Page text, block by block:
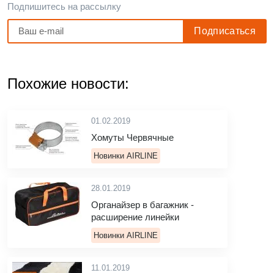
Подпишитесь на рассылку
Похожие новости:
01.02.2019
Хомуты Червячные
Новинки AIRLINE
28.01.2019
Органайзер в багажник -
расширение линейки
Новинки AIRLINE
11.01.2019